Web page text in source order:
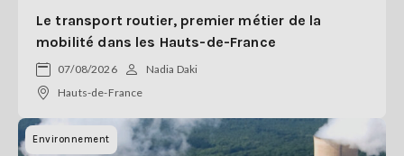
Le transport routier, premier métier de la
mobilité dans les Hauts-de-France
07/08/2026
Nadia Daki
Hauts-de-France
Environnement